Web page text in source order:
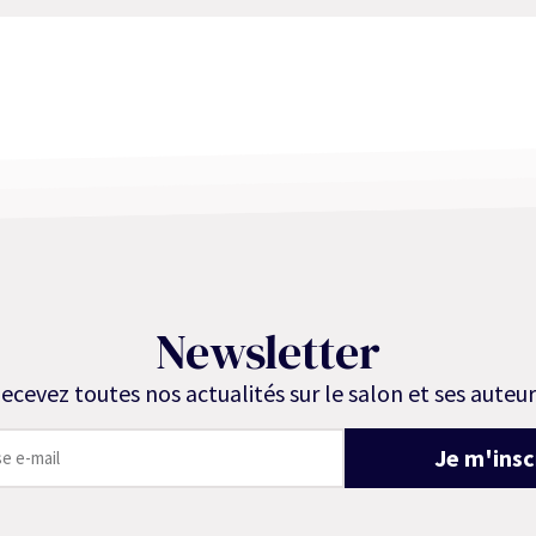
Newsletter
toutes nos actualités sur le salon et ses
Je